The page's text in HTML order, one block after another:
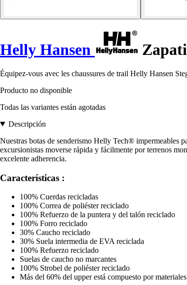
Helly Hansen
Équipez-vous avec les chaussures de trail Helly Hansen
Producto no disponible
Todas las variantes están agotadas
Descripción
Nuestras botas de senderismo Helly Tech® impermeables
excursionistas moverse rápida y fácilmente por terrenos
excelente adherencia.
Características :
100% Cuerdas recicladas
100% Correa de poliéster reciclado
100% Refuerzo de la puntera y del talón reciclado
100% Forro reciclado
30% Caucho reciclado
30% Suela intermedia de EVA reciclada
100% Refuerzo reciclado
Suelas de caucho no marcantes
100% Strobel de poliéster reciclado
Más del 60% del upper está compuesto por